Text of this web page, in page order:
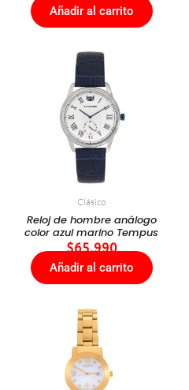
Añadir al carrito
Clásico
Reloj de hombre análogo
color azul marino Tempus
$65.990
Añadir al carrito